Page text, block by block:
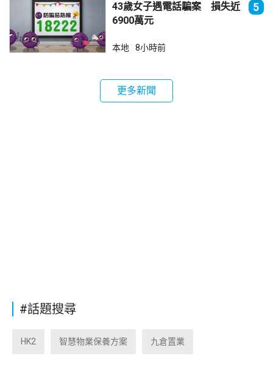
43歲女子遇電話騙案 損失近
6900萬元
5
本地 8小時前
更多新聞
#話題搜尋
HK2 智慧物業保養方案 九倉置業